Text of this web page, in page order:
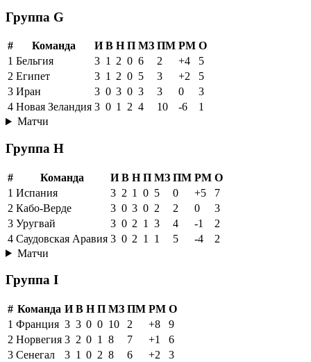
Группа G
# Команда И В Н П МЗ ПМ РМ О
1 Бельгия 3 1 2 0 6 2 +4
5
2 Египет 3 1 2 0 5 3 +2
5
3 Иран 3 0 3 0 3 3 0
3
4 Новая Зеландия 3 0 1 2 4 10 -6
1
Матчи
Группа H
# Команда И В Н П МЗ ПМ РМ О
1 Испания 3 2 1 0 5 0 +5
7
2 Кабо-Верде 3 0 3 0 2 2 0
3
3 Уругвай 3 0 2 1 3 4 -1
2
4 Саудовская Аравия 3 0 2 1 1 5 -4
2
Матчи
Группа I
# Команда И В Н П МЗ ПМ РМ О
1 Франция 3 3 0 0 10 2 +8
9
2 Норвегия 3 2 0 1 8 7 +1
6
3 Сенегал 3 1 0 2 8 6 +2
3